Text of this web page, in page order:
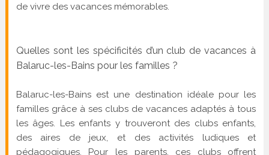
de vivre des vacances mémorables.
Quelles sont les spécificités d’un club de vacances à
Balaruc-les-Bains pour les familles ?
Balaruc-les-Bains est une destination idéale pour les
familles grâce à ses clubs de vacances adaptés à tous
les âges. Les enfants y trouveront des clubs enfants,
des aires de jeux, et des activités ludiques et
pédagogiques. Pour les parents, ces clubs offrent